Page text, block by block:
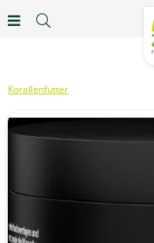
Korallenfutter